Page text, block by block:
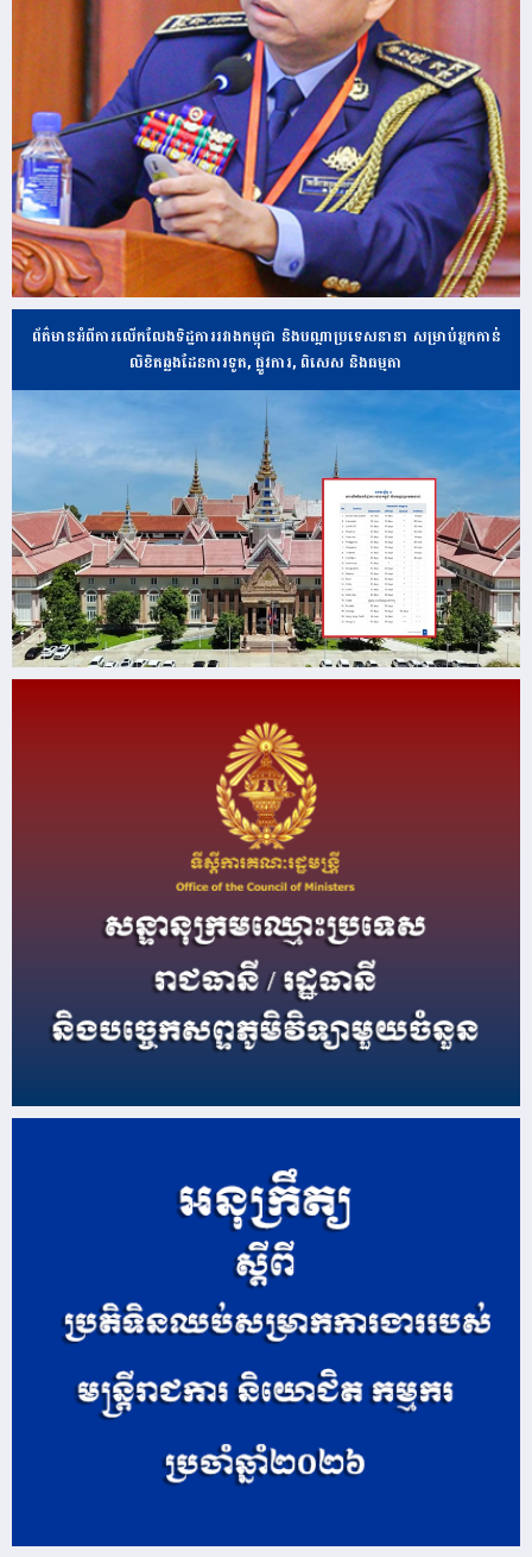
ព័ត៌មានអំពីការលើកលែងទិដ្ឋការរវាងកម្ពុជា និងបណ្ដាប្រទេសនានា សម្រាប់អ្នកកាន់
លិខិតឆ្លងដែនការទូត, ផ្លូវការ, ពិសេស និងធម្មតា